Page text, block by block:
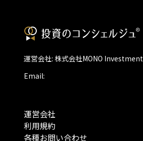
運営会社: 株式会社MONO Investment
Email:
運営会社
利用規約
各種お問い合わせ